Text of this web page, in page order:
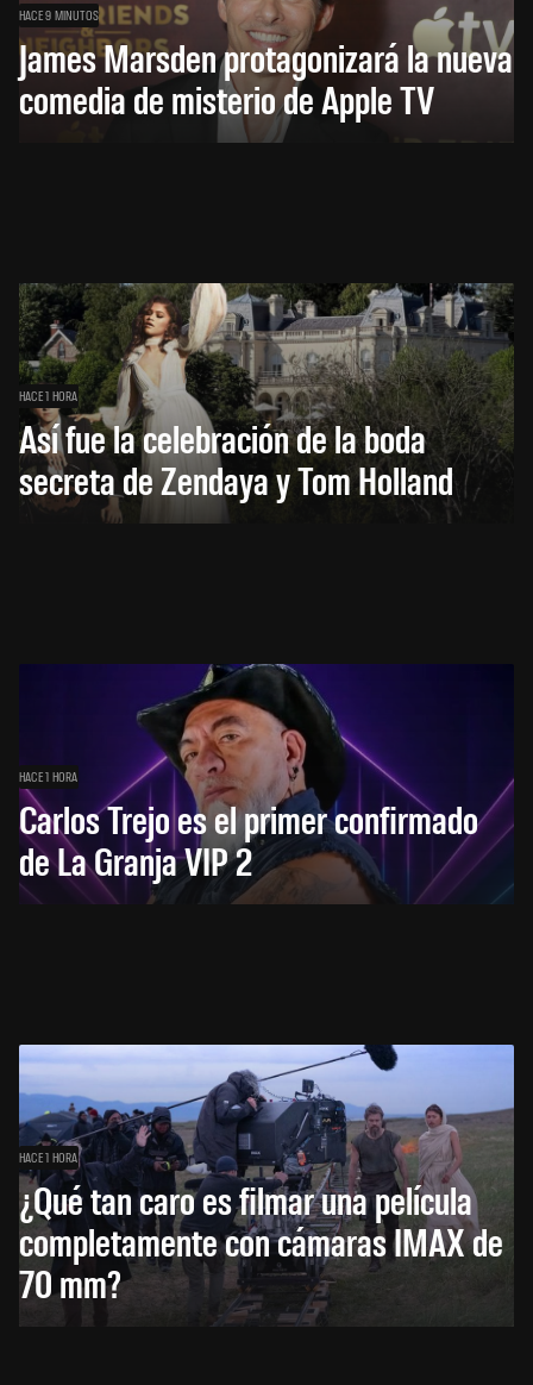
HACE 9 MINUTOS
James Marsden protagonizará la nueva
comedia de misterio de Apple TV
HACE 1 HORA
Así fue la celebración de la boda
secreta de Zendaya y Tom Holland
HACE 1 HORA
Carlos Trejo es el primer confirmado
de La Granja VIP 2
HACE 1 HORA
¿Qué tan caro es filmar una película
completamente con cámaras IMAX de
70 mm?